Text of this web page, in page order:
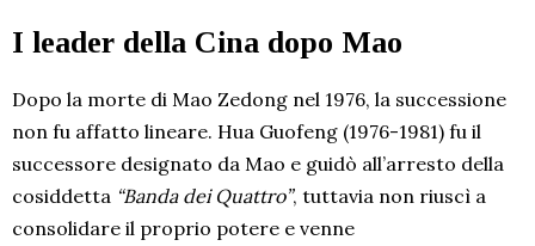
I leader della Cina dopo Mao
Dopo la morte di Mao Zedong nel 1976, la successione
non fu affatto lineare. Hua Guofeng (1976-1981) fu il
successore designato da Mao e guidò all’arresto della
cosiddetta “Banda dei Quattro”, tuttavia non riuscì a
consolidare il proprio potere e venne